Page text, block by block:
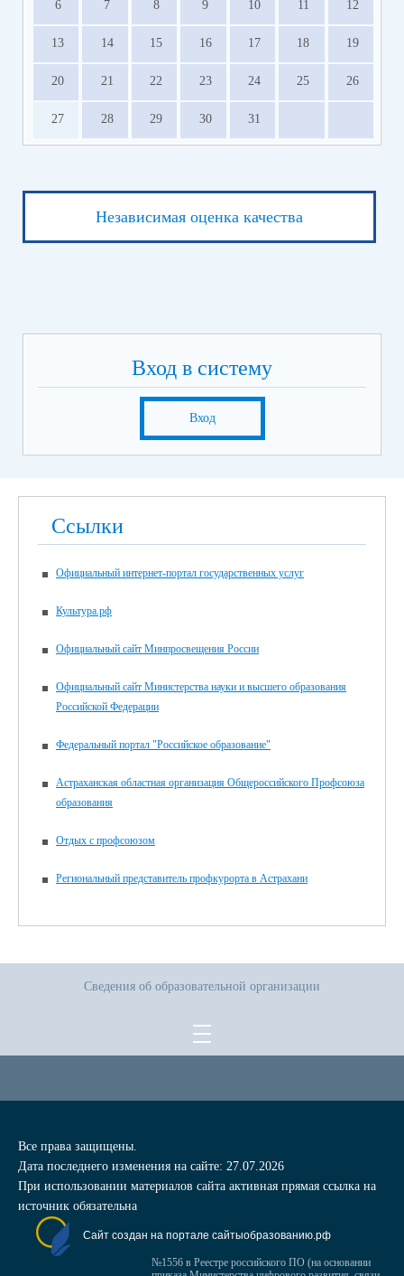
6 7 8 9 10 11 12
13 14 15 16 17 18 19
20 21 22 23 24 25 26
27 28 29 30 31
Независимая оценка качества
Вход в систему
Вход
Ссылки
Официальный интернет-портал государственных услуг
Культура.рф
Официальный сайт Минпросвещения России
Официальный сайт Министерства науки и высшего образования
Российской Федерации
Федеральный портал "Российское образование"
Астраханская областная организация Общероссийского Профсоюза
образования
Отдых с профсоюзом
Региональный представитель профкурорта в Астрахани
Сведения об образовательной организации
Все права защищены.
Дата последнего изменения на сайте: 27.07.2026
При использовании материалов сайта активная прямая ссылка на
источник обязательна
Сайт создан на портале сайтыобразованию.рф
№1556 в Реестре российского ПО (на основании